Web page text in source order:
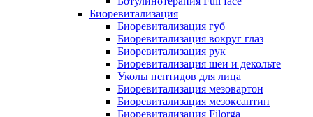
Биоревитализация
Биоревитализация губ
Биоревитализация вокруг глаз
Биоревитализация рук
Биоревитализация шеи и декольте
Уколы пептидов для лица
Биоревитализация мезовартон
Биоревитализация мезоксантин
Биоревитализация Filorga